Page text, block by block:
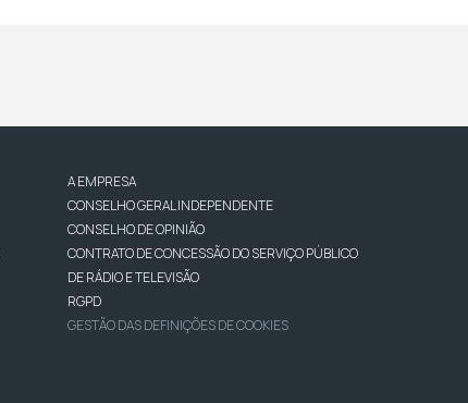
A EMPRESA
CONSELHO GERAL INDEPENDENTE
CONSELHO DE OPINIÃO
CONTRATO DE CONCESSÃO DO SERVIÇO PÚBLICO
DE RÁDIO E TELEVISÃO
RGPD
GESTÃO DAS DEFINIÇÕES DE COOKIES